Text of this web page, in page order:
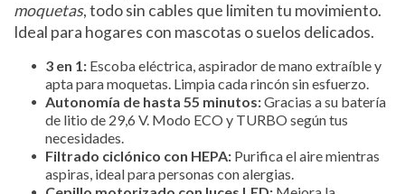
moquetas, todo sin cables que limiten tu movimiento.
Ideal para hogares con mascotas o suelos delicados.
3 en 1: Escoba eléctrica, aspirador de mano extraíble y
apta para moquetas. Limpia cada rincón sin esfuerzo.
Autonomía de hasta 55 minutos:Gracias a su batería
de litio de 29,6 V. Modo ECO y TURBO según tus
necesidades.
Filtrado ciclónico con HEPA: Purifica el aire mientras
aspiras, ideal para personas con alergias.